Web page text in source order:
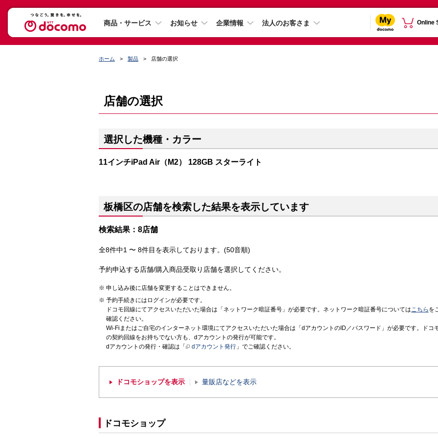
商品・サービス お知らせ 企業情報 法人のお客さま Online
ホーム 製品 店舗の選択
店舗の選択
選択した機種・カラー
11インチiPad Air（M2） 128GB スターライト
板橋区の店舗を検索した結果を表示しています
検索結果：8店舗
全8件中1 〜 8件目を表示しております。(50音順)
予約申込する店舗/購入商品受取り店舗を選択してください。
申し込み後に店舗を変更することはできません。
予約手続きにはログインが必要です。
ドコモ回線にてアクセスいただいた場合は「ネットワーク暗証番号」が必要です。ネットワーク暗証番号についてはこちら を
確認ください。
Wi-Fiまたはご自宅のインターネット環境にてアクセスいただいた場合は「dアカウントのID／パスワード」が必要です。ドコ
の契約回線をお持ちでない方も、dアカウントの発行が可能です。
dアカウントの発行・確認は「
dアカウント発行 」でご確認ください。
ドコモショップを表示 量販店などを表示
ドコモショップ